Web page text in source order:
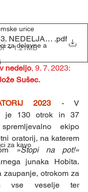
urice
za delovne a
za kavo
NEDELJA MED.pdf
• 1.21MB
nedeljo, 9. 7. 2023:
Sušec.
2023 - V
je 130 otrok in 37
ekipo
oratorij, na katerem
junaka Hobita.
zaupanje, otrokom za
vse veselje ter